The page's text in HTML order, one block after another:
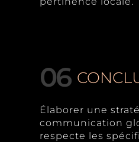
06
Élaborer une
communication
respecte les